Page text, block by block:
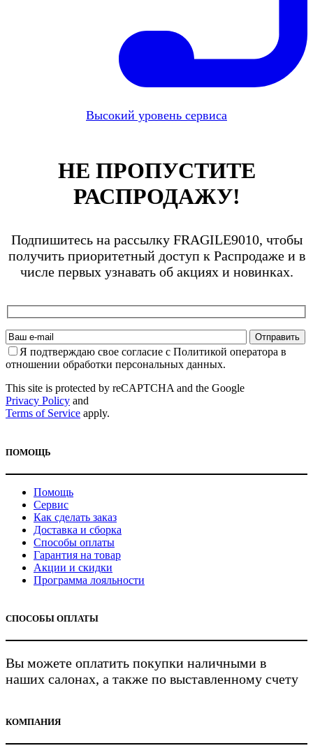
Высокий уровень сервиса
НЕ ПРОПУСТИТЕ
РАСПРОДАЖУ!
Подпишитесь на рассылку FRAGILE9010, чтобы
получить приоритетный доступ к Распродаже и в
числе первых узнавать об акциях и новинках.
Я подтверждаю свое согласие с Политикой оператора в
отношении обработки персональных данных.
This site is protected by reCAPTCHA and the Google
Privacy Policy and
Terms of Service apply.
ПОМОЩЬ
Помощь
Сервис
Как сделать заказ
Доставка и сборка
Способы оплаты
Гарантия на товар
Акции и скидки
Программа лояльности
СПОСОБЫ ОПЛАТЫ
Вы можете оплатить покупки наличными в
наших салонах, а также по выставленному счету
КОМПАНИЯ